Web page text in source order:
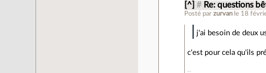
[^] # Re: questions
Posté parzurvan le 18
j'ai besoin de deux
c'est pour cela qu'ils